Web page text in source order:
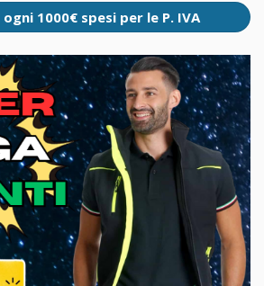
ogni 1000€ spesi per le P. IVA